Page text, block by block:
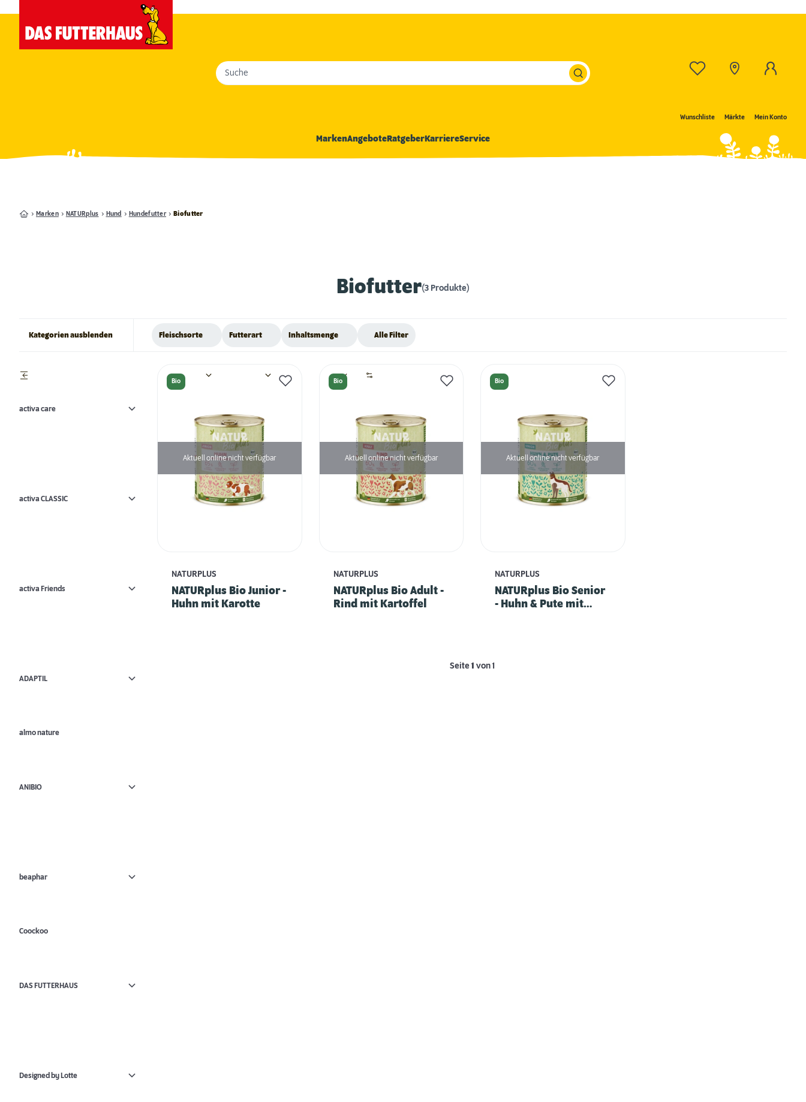
Wunschliste Märkte Mein Konto
Suche
MarkenAngeboteRatgeberKarriereService
Marken NATURplus Hund Hundefutter Biofutter
Biofutter(3 Produkte)
Kategorien ausblenden Fleischsorte Futterart Inhaltsmenge Alle Filter
activa care
activa CLASSIC
activa Friends
ADAPTIL
almo nature
ANIBIO
beaphar
Coockoo
DAS FUTTERHAUS
Designed by Lotte
Bio
Aktuell online nicht verfügbar
NATURPLUS
NATURplus Bio Junior -
Huhn mit Karotte
Bio
Aktuell online nicht verfügbar
NATURPLUS
NATURplus Bio Adult -
Rind mit Kartoffel
Bio
Aktuell online nicht verfügbar
NATURPLUS
NATURplus Bio Senior
- Huhn & Pute mit
Seite1 von 1